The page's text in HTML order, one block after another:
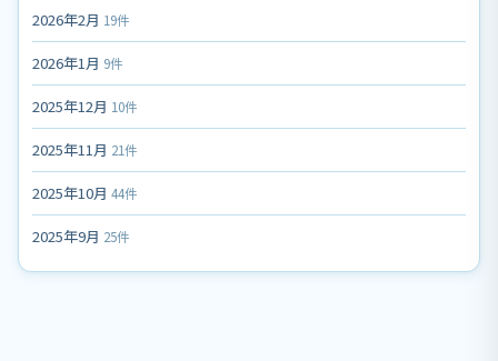
2026年2月 19件
2026年1月 9件
2025年12月 10件
2025年11月 21件
2025年10月 44件
2025年9月 25件